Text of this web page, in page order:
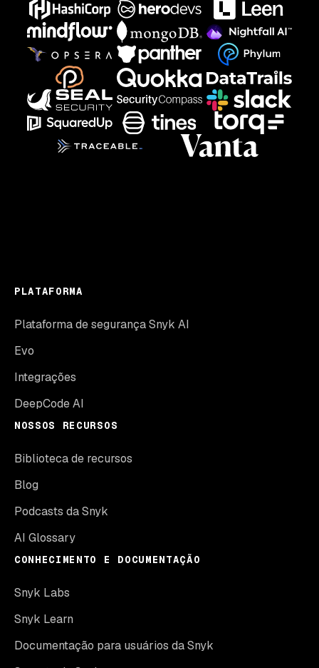
PLATAFORMA
Plataforma de segurança Snyk AI
Evo
Integrações
DeepCode AI
NOSSOS RECURSOS
Biblioteca de recursos
Blog
Podcasts da Snyk
AI Glossary
CONHECIMENTO E DOCUMENTAÇÃO
Snyk Labs
Snyk Learn
Documentação para usuários da Snyk